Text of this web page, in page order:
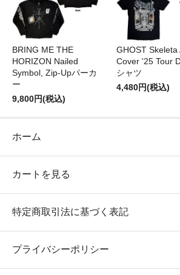
BRING ME THE
HORIZON Nailed
Symbol, Zip-Upパーカ
ー
9,800円(税込)
GHOST Skeleta
Cover '25 Tour
シャツ
4,480円(税込)
ホーム
カートを見る
特定商取引法に基づく表記
プライバシーポリシー